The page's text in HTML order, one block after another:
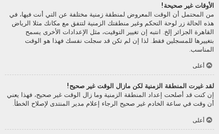
الأوقات غير صحيحة!
من المحتمل أن الوقت المعروض لمنطقة زمنية مختلفة عن التي أنت فيها، في
هذه الحالة زر لوحة التحكم وغير منطقتك الزمنية لتتفق مع مكانك مثلا الرياض
القاهرة الجزائر إلخ. انتبه إن تغيير التوقيت، مثل الإعدادات الأخرى يسمح
بتغييرها للمسجلين فقط. لذا إن لم تكن قد سجلت نفسك فهذا هو الوقت
المناسب.
أعلى
لقد غيرت المنطقة الزمنية لكن مازال الوقت غير صحيح!
إن كنت قد أصلحت إعداد المنطقة الزمنية وما زال الوقت غير صحيح، فهذا يعني
أن وقت في ساعة الخادم غير صحيح الرجاء إعلام مدير المنتدى لإصلاح الخطأ.
أعلى